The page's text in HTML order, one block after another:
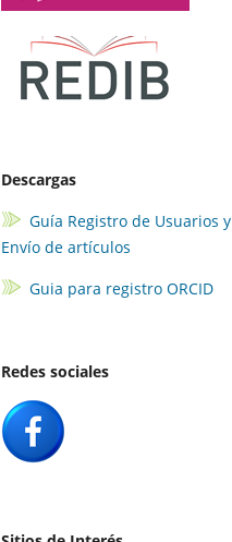
Descargas
Guía Registro de Usuarios y
Envío de artículos
Guia para registro ORCID
Redes sociales